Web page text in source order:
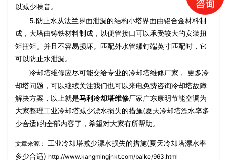
以减少噪音。
5.防止水从法兰界面泄漏的结构小塔界面由铝合金材料制
成，大塔由铸铁材料制成，以便管接口可以承受较大的安装扭
矩扭矩。并且不容易损坏。匹配外水管螺钉端英寸匹配时，它
可以防止水泄漏。
冷却塔维修应尽可能交给专业的冷却塔维修厂家， 更多冷
却塔问题，可以继续关注我们也可以来电免费咨询冷却塔故障
解决方案，以上就是马利冷却塔维修厂家广东康明节能空调为
大家整理工业冷却塔减少漂水损失的措施(夏天冷却塔漂水率多
少合适)的全部内容了，希望对大家有所帮助。
文章来源：
工业冷却塔减少漂水损失的措施(夏天冷却塔漂水率
多少合适) http://www.kangmingjnkt.com/baike/963.html